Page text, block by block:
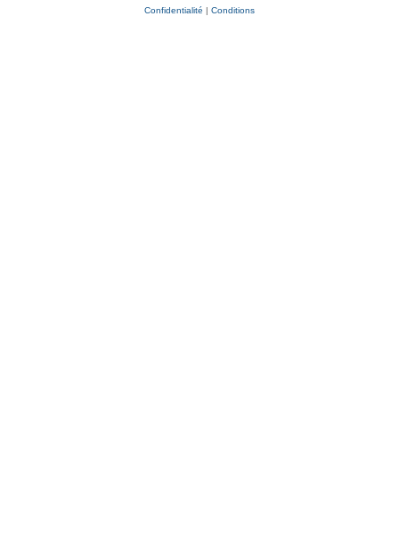
Confidentialité | Conditions